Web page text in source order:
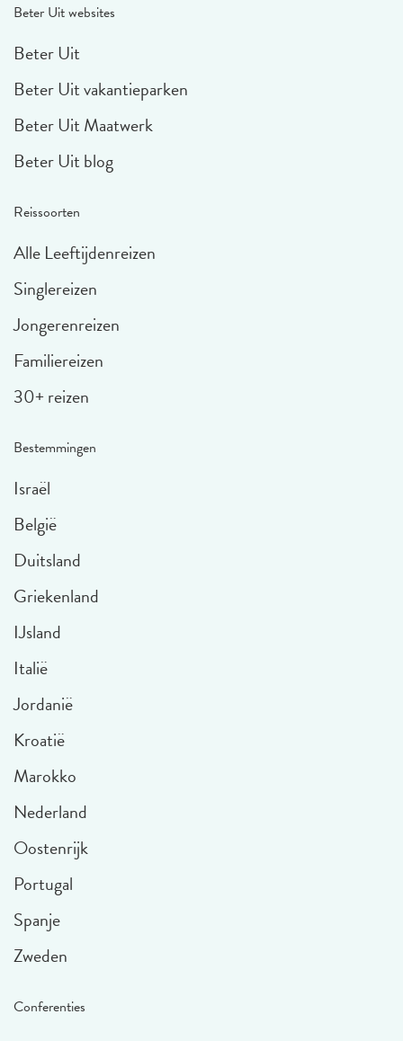
Beter Uit websites
Beter Uit
Beter Uit vakantieparken
Beter Uit Maatwerk
Beter Uit blog
Reissoorten
Alle Leeftijdenreizen
Singlereizen
Jongerenreizen
Familiereizen
30+ reizen
Bestemmingen
Israël
België
Duitsland
Griekenland
IJsland
Italië
Jordanië
Kroatië
Marokko
Nederland
Oostenrijk
Portugal
Spanje
Zweden
Conferenties